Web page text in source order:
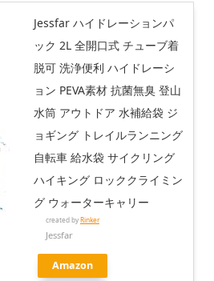
Jessfar ハイドレーションパ
ック 2L 全開口式 チューブ着
脱可 洗浄便利 ハイドレーシ
ョン PEVA素材 抗菌無臭 登山
水筒 アウトドア 水補給袋 ジ
ョギング トレイルランニング
自転車 給水袋 サイクリング
ハイキング ロッククライミン
グ ウォーターキャリー
created byRinker
Jessfar
Amazon